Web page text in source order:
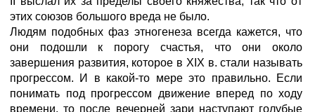
этих союзов большого вреда не было.
Людям подобных фаз этногенеза всегда кажется, что
они подошли к порогу счастья, что они около
завершения развития, которое в XIX в. стали называть
прогрессом. И в какой-то мере это правильно. Если
понимать под прогрессом движение вперед по ходу
времени, то после вечерней зари наступают голубые